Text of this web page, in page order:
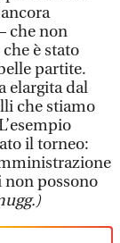
che non
è stato
partite.
elargita dal
che stiamo
il torneo:
possono